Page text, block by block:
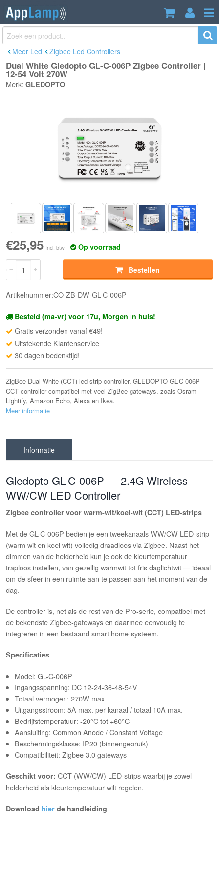
Dual White Gledopto GL-C-006P Zigbee
Controller | 12-54 Volt 270W
€25,95
Meer Led Zigbee Led Controllers
Dual White Gledopto GL-C-006P Zigbee Controller |
12-54 Volt 270W
Merk:GLEDOPTO
€25,95 Incl. btw Op voorraad
Bestellen
Artikelnummer:CO-ZB-DW-GL-C-006P
Besteld (ma-vr) voor 17u, Morgen in huis!
Gratis verzonden vanaf €49!
Uitstekende Klantenservice
30 dagen bedenktijd!
ZigBee Dual White (CCT) led strip controller. GLEDOPTO GL-C-006P
CCT controller compatibel met veel ZigBee gateways, zoals Osram
Lightify, Amazon Echo, Alexa en Ikea.
Meer informatie
Informatie
Gledopto GL-C-006P — 2.4G Wireless
WW/CW LED Controller
Zigbee controller voor warm-wit/koel-wit (CCT) LED-strips
Met de GL-C-006P bedien je een tweekanaals WW/CW LED-strip
(warm wit en koel wit) volledig draadloos via Zigbee. Naast het
dimmen van de helderheid kun je ook de kleurtemperatuur
traploos instellen, van gezellig warmwit tot fris daglichtwit — ideaal
om de sfeer in een ruimte aan te passen aan het moment van de
dag.
De controller is, net als de rest van de Pro-serie, compatibel met
de bekendste Zigbee-gateways en daarmee eenvoudig te
integreren in een bestaand smart home-systeem.
Specificaties
Model: GL-C-006P
Ingangsspanning: DC 12-24-36-48-54V
Totaal vermogen: 270W max.
Uitgangsstroom: 5A max. per kanaal / totaal 10A max.
Bedrijfstemperatuur: -20°C tot +60°C
Aansluiting: Common Anode / Constant Voltage
Beschermingsklasse: IP20 (binnengebruik)
Compatibiliteit: Zigbee 3.0 gateways
Geschikt voor: CCT (WW/CW) LED-strips waarbij je zowel
helderheid als kleurtemperatuur wilt regelen.
Download hier de handleiding